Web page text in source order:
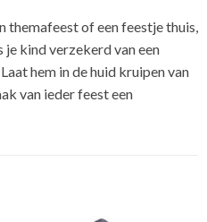
themafeest of een feestje thuis,
kind verzekerd van een
hem in de huid kruipen van
van ieder feest een